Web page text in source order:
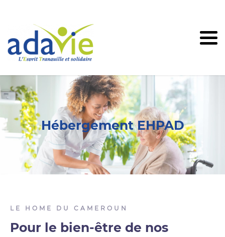
Hébergement EHPAD
LE HOME DU CAMEROUN
Pour le bien-être de nos